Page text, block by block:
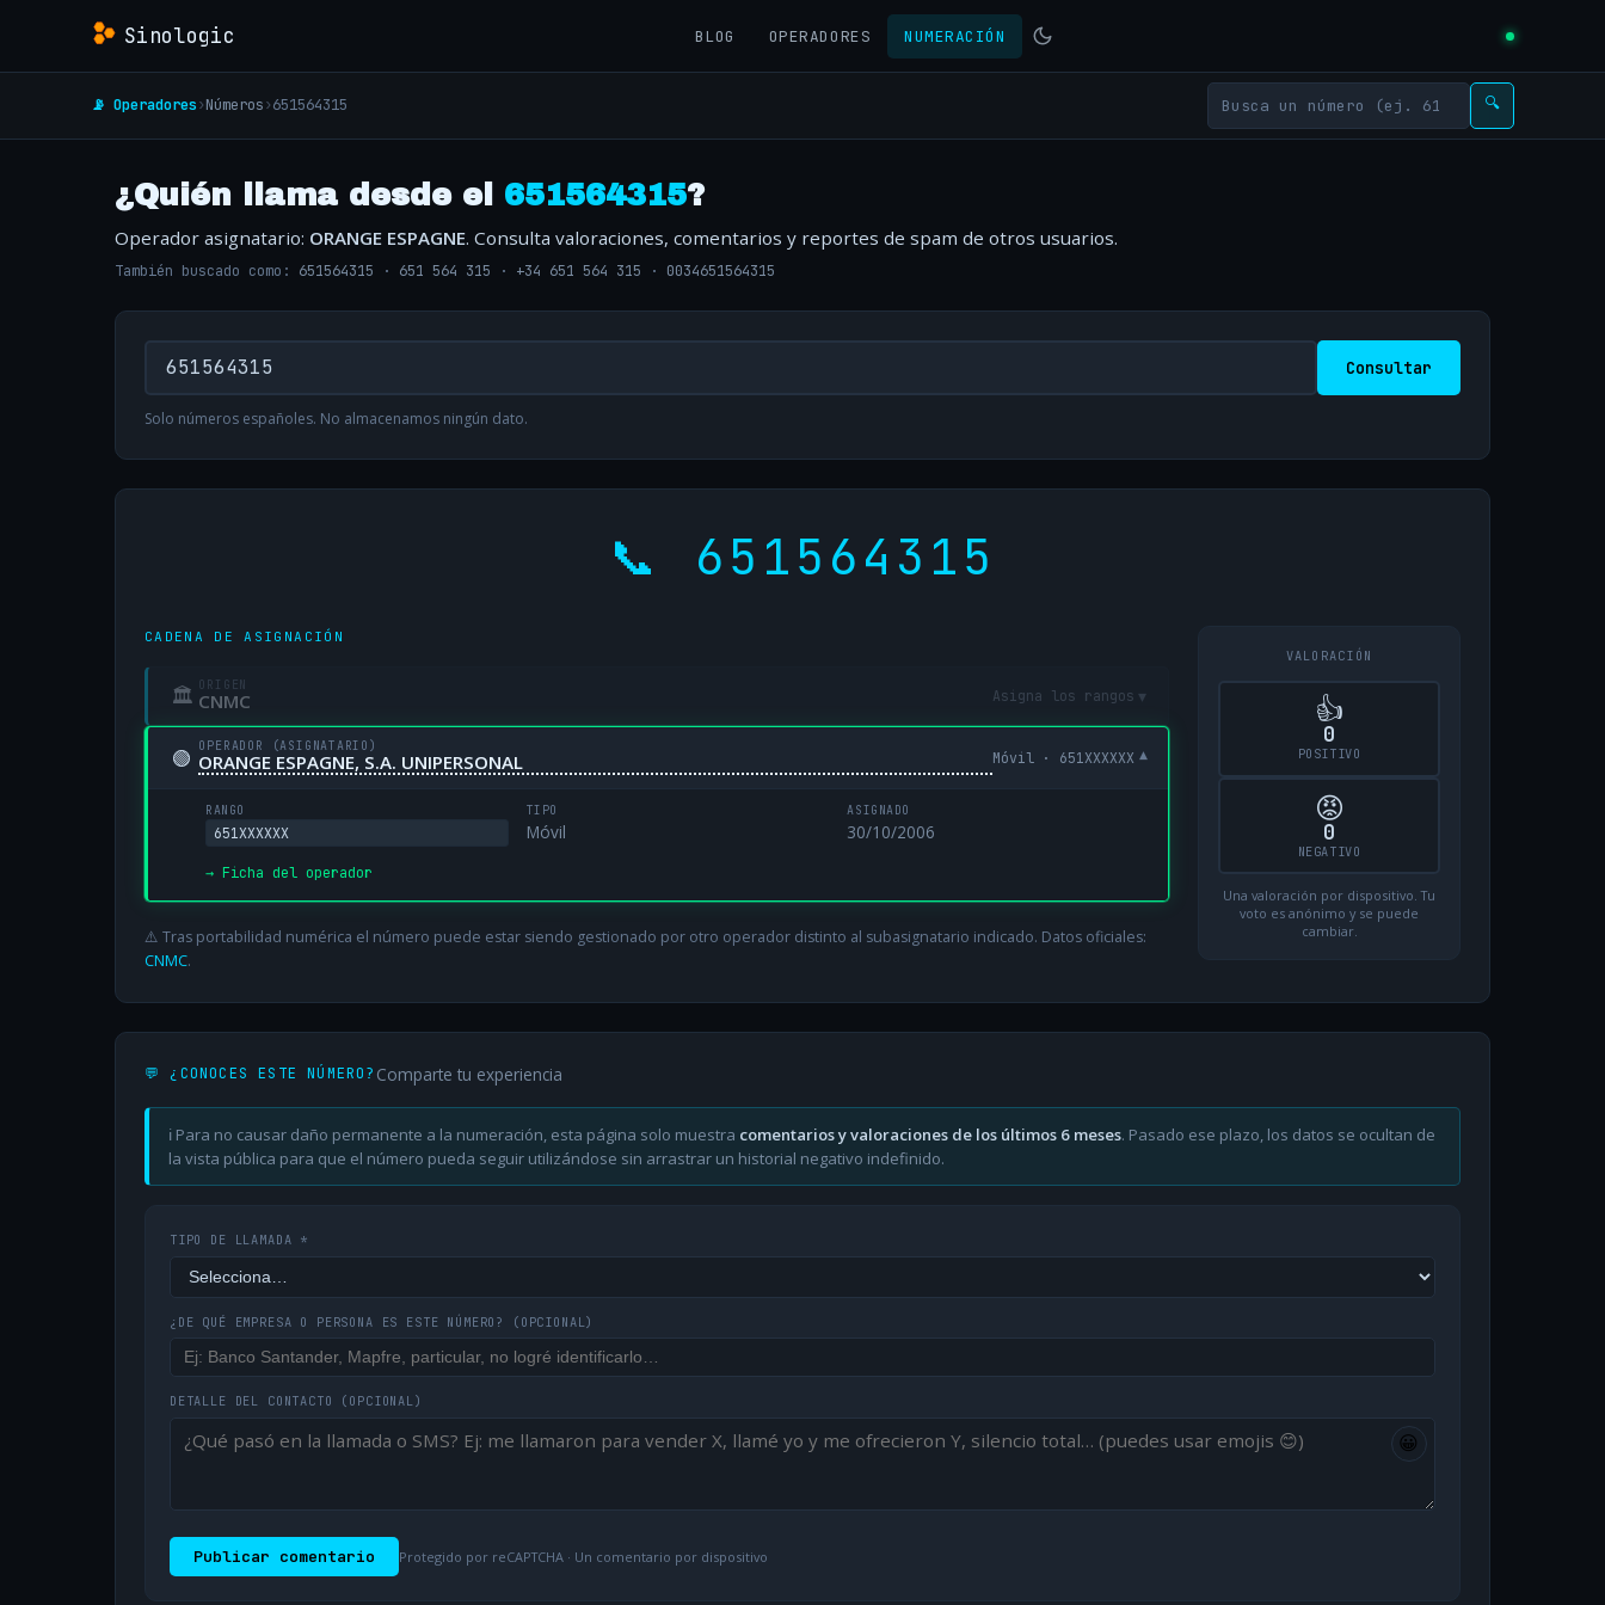
Sinologic BLOG OPERADORES NUMERACIÓN
📡 Operadores›Números›651564315 🔍
¿Quién llama desde el 651564315?
Operador asignatario: ORANGE ESPAGNE. Consulta valoraciones, comentarios y reportes de spam de otros usuarios.
También buscado como: 651564315 · 651 564 315 · +34 651 564 315 · 0034651564315
Consultar
Solo números españoles. No almacenamos ningún dato.
📞 651564315
CADENA DE ASIGNACIÓN
🏛 ORIGEN
CNMC Asigna los rangos ▾
🟢 OPERADOR (ASIGNATARIO)
ORANGE ESPAGNE, S.A. UNIPERSONAL Móvil · 651XXXXXX ▾
RANGO
651XXXXXX
TIPO
Móvil
ASIGNADO
30/10/2006
→ Ficha del operador
⚠️ Tras portabilidad numérica el número puede estar siendo gestionado por otro operador distinto al subasignatario indicado. Datos oficiales:
CNMC.
VALORACIÓN
👍
0
POSITIVO
😡
0
NEGATIVO
Una valoración por dispositivo. Tu
voto es anónimo y se puede
cambiar.
💬 ¿CONOCES ESTE NÚMERO? Comparte tu experiencia
ℹ️ Para no causar daño permanente a la numeración, esta página solo muestra comentarios y valoraciones de los últimos 6 meses. Pasado ese plazo, los datos se ocultan de
la vista pública para que el número pueda seguir utilizándose sin arrastrar un historial negativo indefinido.
TIPO DE LLAMADA *
¿DE QUÉ EMPRESA O PERSONA ES ESTE NÚMERO? (OPCIONAL)
DETALLE DEL CONTACTO (OPCIONAL)
😀
Publicar comentario Protegido por reCAPTCHA · Un comentario por dispositivo